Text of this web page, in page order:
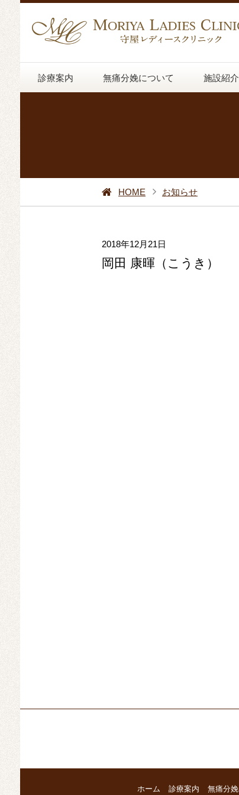
診療案内 無痛分娩について 施設紹介
HOME お知らせ
2018年12月21日
岡田 康暉（こうき）
ホーム 診療案内 無痛分